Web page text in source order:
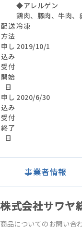
◆アレルゲン
鶏肉、豚肉、牛肉、
配送
方法
冷凍
申し
込み
受付
開始
日
2019/10/1
申し
込み
受付
終了
日
2020/6/30
事業者情報
株式会社サワヤ
商品についてのお問い合